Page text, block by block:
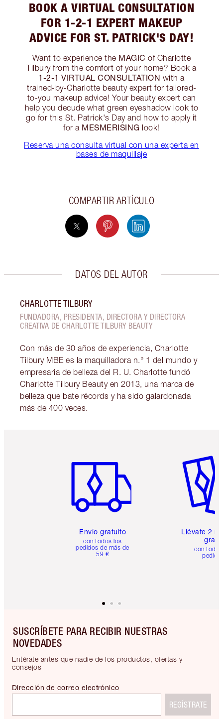
BOOK A VIRTUAL CONSULTATION
FOR 1-2-1 EXPERT MAKEUP
ADVICE FOR ST. PATRICK'S DAY!
Want to experience the MAGIC of Charlotte
Tilbury from the comfort of your home? Book a
1-2-1 VIRTUAL CONSULTATION with a
trained-by-Charlotte beauty expert for tailored-
to-you makeup advice! Your beauty expert can
help you decude what green eyeshadow look to
go for this St. Patrick's Day and how to apply it
for a MESMERISING look!
Reserva una consulta virtual con una experta en
bases de maquillaje
COMPARTIR ARTÍCULO
DATOS DEL AUTOR
CHARLOTTE TILBURY
FUNDADORA, PRESIDENTA, DIRECTORA Y DIRECTORA
CREATIVA DE CHARLOTTE TILBURY BEAUTY
Con más de 30 años de experiencia, Charlotte
Tilbury MBE es la maquilladora n.° 1 del mundo y
empresaria de belleza del R. U. Charlotte fundó
Charlotte Tilbury Beauty en 2013, una marca de
belleza que bate récords y ha sido galardonada
más de 400 veces.
Envío gratuito
con todos los
pedidos de más de
59 €
Llévate 2
gratis
con
SUSCRÍBETE PARA RECIBIR NUESTRAS
NOVEDADES
Entérate antes que nadie de los productos, ofertas y
consejos
Dirección de correo electrónico
REGÍSTRATE